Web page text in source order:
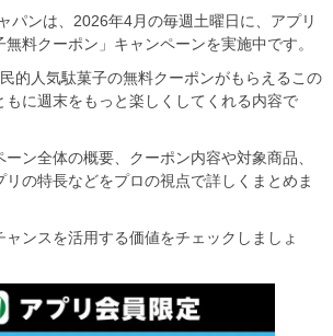
パンは、2026年4月の毎週土曜日に、アプリ
料クーポン」キャンペーンを実施中です。
的人気駄菓子の無料クーポンがもらえるこの
もに週末をもっと楽しくしてくれる内容で
ン全体の概要、クーポン内容や対象商品、
の特長などをプロの視点で詳しくまとめま
ンスを活用する価値をチェックしましょ